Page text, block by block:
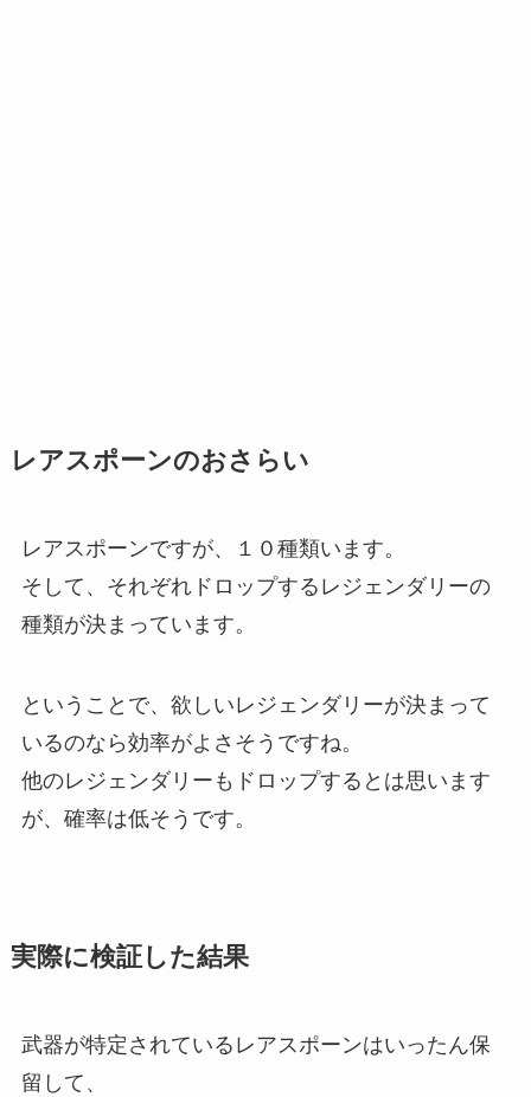
レアスポーンのおさらい
レアスポーンですが、１０種類います。
そして、それぞれドロップするレジェンダリーの
種類が決まっています。
ということで、欲しいレジェンダリーが決まって
いるのなら効率がよさそうですね。
他のレジェンダリーもドロップするとは思います
が、確率は低そうです。
実際に検証した結果
武器が特定されているレアスポーンはいったん保
留して、